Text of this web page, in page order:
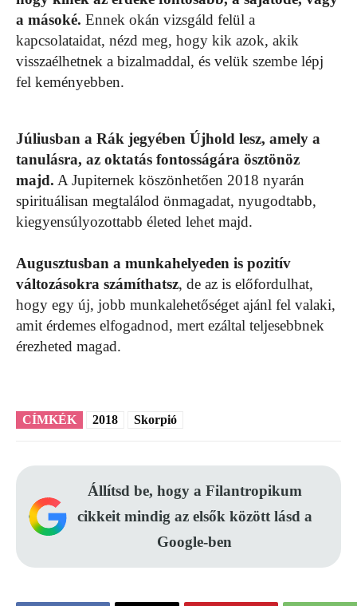
a másoké. Ennek okán vizsgáld felül a
kapcsolataidat, nézd meg, hogy kik azok, akik
visszaélhetnek a bizalmaddal, és velük szembe lépj
fel keményebben.
Júliusban a Rák jegyében Újhold lesz, amely a
tanulásra, az oktatás fontosságára ösztönöz
majd. A Jupiternek köszönhetően 2018 nyarán
spirituálisan megtalálod önmagadat, nyugodtabb,
kiegyensúlyozottabb életed lehet majd.
Augusztusban a munkahelyeden is pozitív
változásokra számíthatsz, de az is előfordulhat,
hogy egy új, jobb munkalehetőséget ajánl fel valaki,
amit érdemes elfogadnod, mert ezáltal teljesebbnek
érezheted magad.
CÍMKÉK 2018 Skorpió
Állítsd be, hogy a Filantropikum
cikkeit mindig az elsők között lásd a
Google-ben